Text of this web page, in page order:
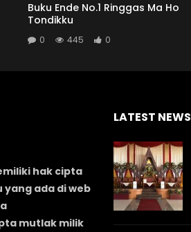
Buku Ende No.1 Ringgas Ma Ho
Tondikku
0 445 0
hak cipta
ada di web
mutlak milik
LATEST NEWS